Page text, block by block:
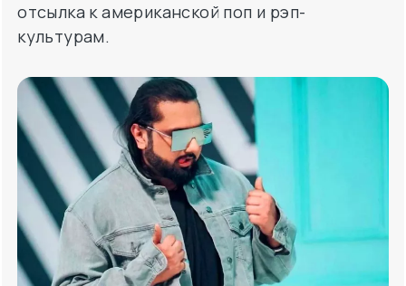
отсылка к американской поп и рэп-
культурам.